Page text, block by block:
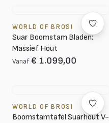
WORLD OF BROSI
Suar Boomstam Bladen:
Massief Hout
Vanaf € 1.099,00
WORLD OF BROSI
Boomstamtafel Suarhout V-